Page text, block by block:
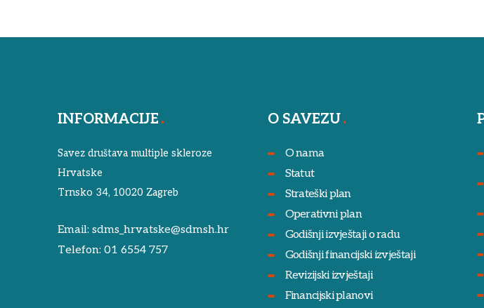
INFORMACIJE
Savez društava multiple skleroze
Hrvatske
Trnsko 34, 10020 Zagreb
Email: sdms_hrvatske@sdmsh.hr
Telefon: 01 6554 757
O SAVEZU
O nama
Statut
Strateški plan
Operativni plan
Godišnji izvještaji o radu
Godišnji financijski izvještaji
Revizijski izvještaji
Financijski planovi